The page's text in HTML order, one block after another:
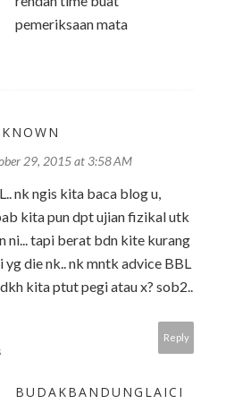
pemeriksaan mata
29, 2015 at 3:58 AM
nk ngis kita baca blog u,
kita pun dpt ujian fizikal utk
ni... tapi berat bdn kite kurang
yg die nk.. nk mntk advice BBL
kita ptut pegi atau x? sob2..
Reply
BUDAKBANDUNGLAICI